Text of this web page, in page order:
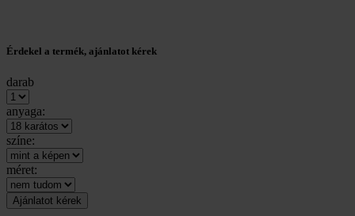
Érdekel a termék, ajánlatot kérek
darab
anyaga:
színe:
méret: